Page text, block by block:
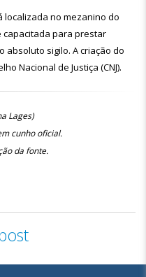
localizada no mezanino do
capacitada para prestar
sigilo. A criação do
Nacional de Justiça (CNJ).
Lages)
cunho oficial.
da fonte.